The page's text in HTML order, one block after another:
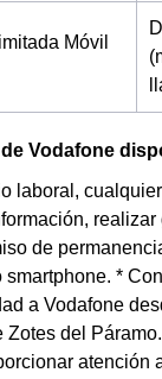
Móvil
Vodafone
laboral,
de
smartphone. *
a Vodafone
Zotes del
atención